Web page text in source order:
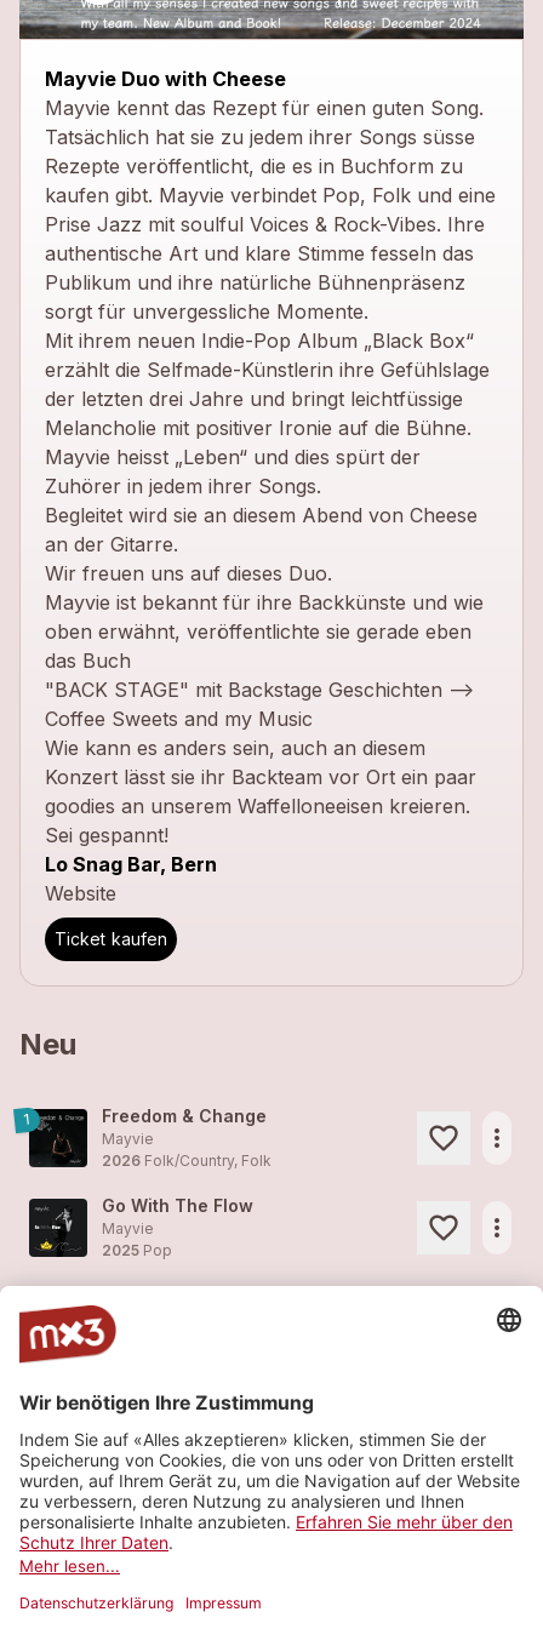
Mayvie Duo with Cheese
Mayvie kennt das Rezept für einen guten Song.
Tatsächlich hat sie zu jedem ihrer Songs süsse
Rezepte veröffentlicht, die es in Buchform zu
kaufen gibt. Mayvie verbindet Pop, Folk und eine
Prise Jazz mit soulful Voices & Rock-Vibes. Ihre
authentische Art und klare Stimme fesseln das
Publikum und ihre natürliche Bühnenpräsenz
sorgt für unvergessliche Momente.
Mit ihrem neuen Indie-Pop Album „Black Box“
erzählt die Selfmade-Künstlerin ihre Gefühlslage
der letzten drei Jahre und bringt leichtfüssige
Melancholie mit positiver Ironie auf die Bühne.
Mayvie heisst „Leben“ und dies spürt der
Zuhörer in jedem ihrer Songs.​
Begleitet wird sie an diesem Abend von Cheese
an der Gitarre.
Wir freuen uns auf dieses Duo.
Mayvie ist bekannt für ihre Backkünste und wie
oben erwähnt, veröffentlichte sie gerade eben
das Buch
"BACK STAGE" mit Backstage Geschichten -->
Coffee Sweets and my Music
Wie kann es anders sein, auch an diesem
Konzert lässt sie ihr Backteam vor Ort ein paar
goodies an unserem Waffelloneeisen kreieren.
Sei gespannt!
Lo Snag Bar, Bern
Website
Ticket kaufen
Neu
1 Freedom & Change
Mayvie
2026 Folk/Country, Folk
more_horiz
Go With The Flow
Mayvie
2025 Pop
more_horiz
Mayvie
2025
more_horiz
Mayvie
2024
Pop
Step By Step (Ukulele Remake)
Mayvie
2023 Pop
more_horiz